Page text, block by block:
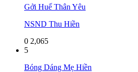
Gởi Huế Thân Yêu
NSND Thu Hiền
0 2,065
5
Bóng Dáng Mẹ Hiền